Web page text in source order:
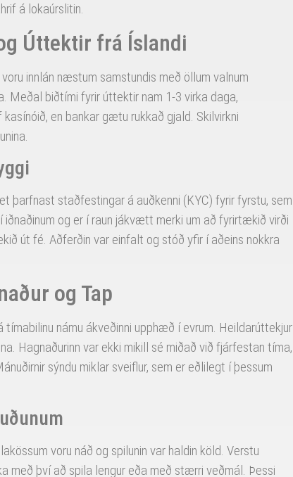
á lokaúrslitin.
Úttektir frá Íslandi
innlán næstum samstundis með öllum valnum
biðtími fyrir úttektir nam 1-3 virka daga,
en bankar gætu rukkað gjald. Skilvirkni
þarfnast staðfestingar á auðkenni (KYC) fyrir fyrstu, sem
og er í raun jákvætt merki um að fyrirtækið virði
út fé. Aðferðin var einfalt og stóð yfir í aðeins nokkra
og Tap
námu ákveðinni upphæð í evrum. Heildarúttekjur
Hagnaðurinn var ekki mikill sé miðað við fjárfestan tíma,
sýndu miklar sveiflur, sem er eðlilegt í þessum
voru náð og spilunin var haldin köld. Verstu
með því að spila lengur eða með stærri veðmál. Þessi